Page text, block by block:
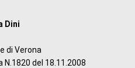
Dini
di Verona
del 18.11.2008